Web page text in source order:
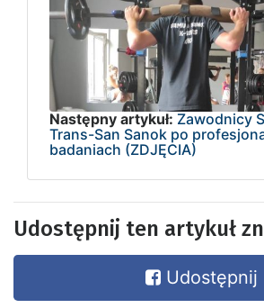
Następny artykuł: Zawodnicy
Trans-San Sanok po
badaniach (ZDJĘCIA)
Udostępnij ten artykuł
Udostępnij